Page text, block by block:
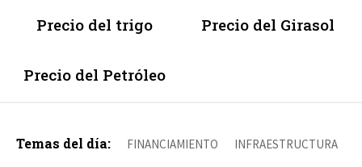
Precio del trigo Precio del Girasol
Precio del Petróleo
Temas del día: FINANCIAMIENTO INFRAESTRUCTURA